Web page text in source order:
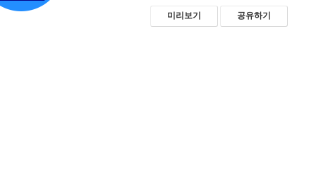
미리보기 공유하기